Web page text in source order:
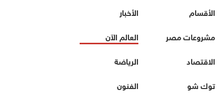
الأقسام
الأخبار
مشروعات مصر
العالم الآن
الاقتصاد
الرياضة
توك شو
الفنون